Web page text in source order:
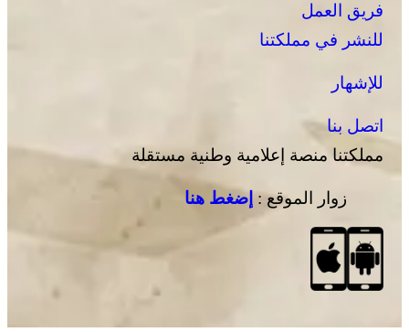
فريق العمل
للنشر في مملكتنا
للإشهار
اتصل بنا
مملكتنا منصة إعلامية وطنية مستقلة
زوار الموقع : إضغط هنا